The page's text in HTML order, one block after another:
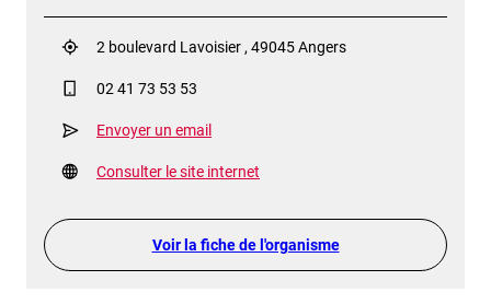
2 boulevard Lavoisier , 49045 Angers
02 41 73 53 53
Envoyer un email
Consulter le site internet
Voir la fiche de l'organisme